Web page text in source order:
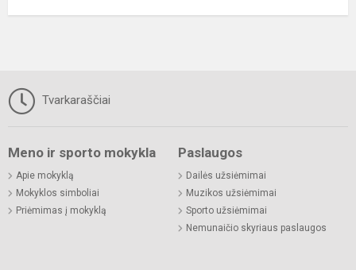
Tvarkaraščiai
Meno ir sporto mokykla
Apie mokyklą
Mokyklos simboliai
Priėmimas į mokyklą
Paslaugos
Dailės užsiėmimai
Muzikos užsiėmimai
Sporto užsiėmimai
Nemunaičio skyriaus paslaugos